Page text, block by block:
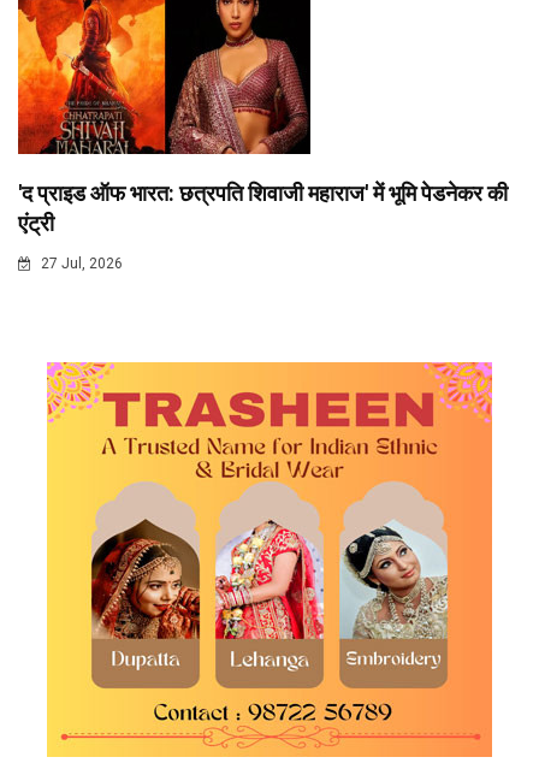
'द प्राइड ऑफ भारत: छत्रपति शिवाजी महाराज' में भूमि पेडनेकर की
एंट्री
27 Jul, 2026